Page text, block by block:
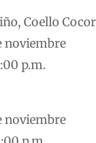
Coello Cocora
noviembre
p.m.
noviembre
p.m.